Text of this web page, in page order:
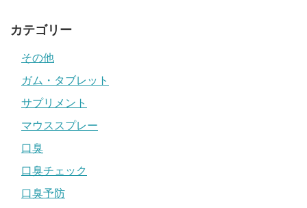
カテゴリー
その他
ガム・タブレット
サプリメント
マウススプレー
口臭
口臭チェック
口臭予防